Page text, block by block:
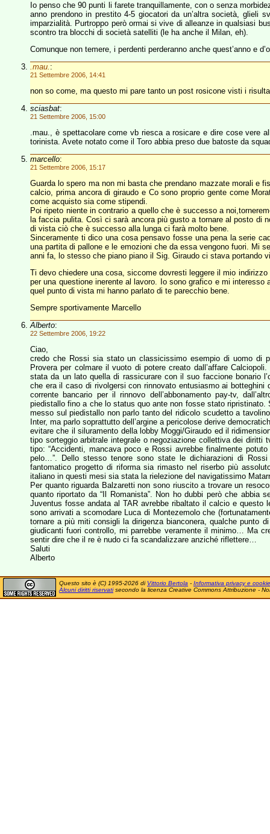
Io penso che 90 punti li farete tranquillamente, con o senza
anno prendono in prestito 4-5 giocatori da un’altra società, glieli
imparzialità. Purtroppo però ormai si vive di alleanze in qualsiasi
scontro tra blocchi di società satelliti (le ha anche il Milan, eh).
Comunque non temere, i perdenti perderanno anche quest’anno e
.mau. :
21 Settembre 2006, 14:41
non so come, ma questo mi pare tanto un post rosicone visti i
sciasbat:
21 Settembre 2006, 15:00
.mau., è spettacolare come vb riesca a rosicare e dire cose vere
torinista. Avete notato come il Toro abbia preso due batoste da
marcello:
21 Settembre 2006, 15:17
Guarda lo spero ma non mi basta che prendano mazzate morali e
calcio, prima ancora di giraudo e Co sono proprio gente come
come acquisto sia come stipendi.
Poi ripeto niente in contrario a quello che è successo a
la faccia pulita. Così ci sarà ancora più gusto a tornare al posto di
di vista ciò che è successo alla lunga ci farà molto bene.
Sinceramente ti dico una cosa pensavo fosse una pena la serie
una partita di pallone e le emozioni che da essa vengono fuori. Mi
anni fa, lo stesso che piano piano il Sig. Giraudo ci stava portando
Ti devo chiedere una cosa, siccome dovresti leggere il mio
per una questione inerente al lavoro. Io sono grafico e mi
quel punto di vista mi hanno parlato di te parecchio bene.
Sempre sportivamente Marcello
Alberto:
22 Settembre 2006, 19:22
Ciao,
credo che Rossi sia stato un classicissimo esempio di uomo di
Provera per colmare il vuoto di potere creato dall’affare
stata da un lato quella di rassicurare con il suo faccione bonario
che era il caso di rivolgersi con rinnovato entusiasmo ai
corrente bancario per il rinnovo dell’abbonamento pay-tv,
piedistallo fino a che lo status quo ante non fosse stato
messo sul piedistallo non parlo tanto del ridicolo scudetto a
Inter, ma parlo soprattutto dell’argine a pericolose derive
evitare che il siluramento della lobby Moggi/Giraudo ed il
tipo sorteggio arbitrale integrale o negoziazione collettiva dei diritti
tipo: “Accidenti, mancava poco e Rossi avrebbe finalmente
pelo…”. Dello stesso tenore sono state le dichiarazioni di
fantomatico progetto di riforma sia rimasto nel riserbo più
italiano in questi mesi sia stata la rielezione del navigatissimo
Per quanto riguarda Balzaretti non sono riuscito a trovare un
quanto riportato da “Il Romanista”. Non ho dubbi però che
Juventus fosse andata al TAR avrebbe ribaltato il calcio e
sono arrivati a scomodare Luca di Montezemolo che
tornare a più miti consigli la dirigenza bianconera, qualche punto
giudicanti fuori controllo, mi parrebbe veramente il minimo… Ma
sentir dire che il re è nudo ci fa scandalizzare anziché riflettere…
Saluti
Alberto
Questo sito è (C) 1995-2026 di Vittorio Bertola - Informativa privacy e cookie
Alcuni diritti riservatisecondo la licenza Creative Commons Attribuzione -